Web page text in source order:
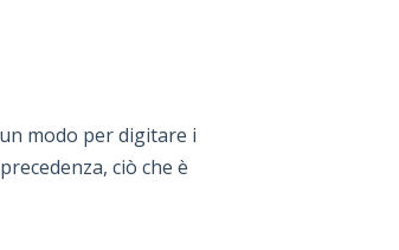
modo per digitare i
ciò che è